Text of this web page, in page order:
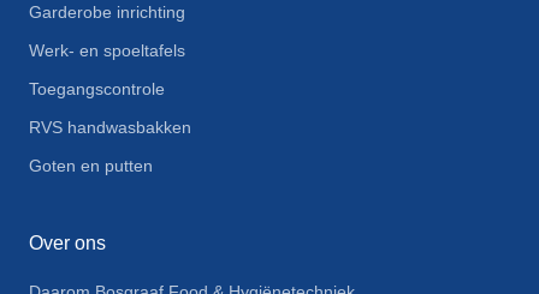
Garderobe inrichting
Werk- en spoeltafels
Toegangscontrole
RVS handwasbakken
Goten en putten
Over ons